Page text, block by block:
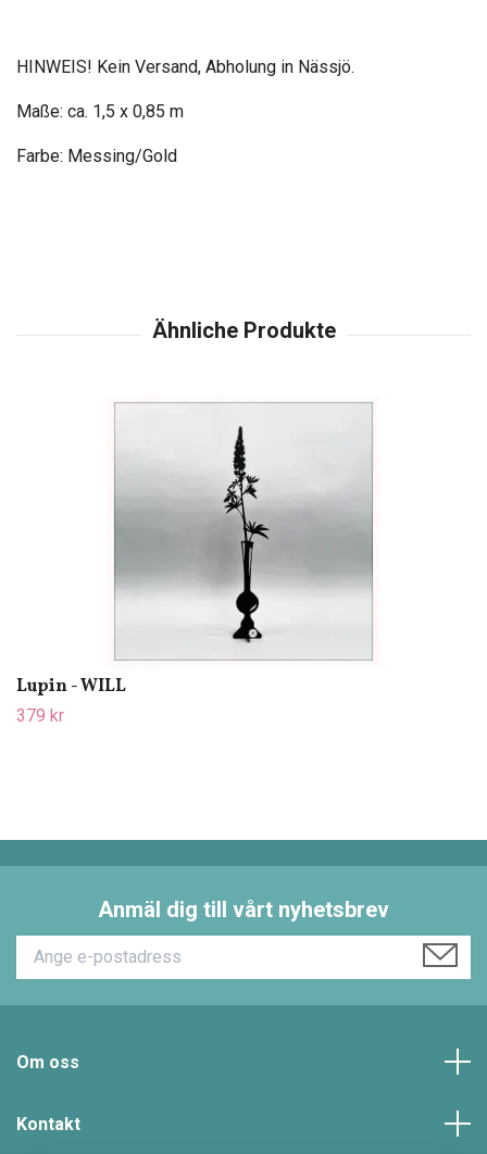
HINWEIS! Kein Versand, Abholung in Nässjö.
Maße: ca. 1,5 x 0,85 m
Farbe: Messing/Gold
Lupin - WILL
379 kr
Anmäl dig till vårt nyhetsbrev
Om oss
Kontakt